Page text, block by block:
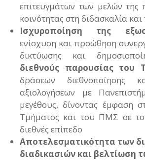
επιτευγμάτων των μελών της
κοινότητας στη διδασκαλία
Ισχυροποίηση της
ενίσχυση και προώθηση
δικτύωσης και
διεθνούς παρουσίας του
δράσεων διεθνοποίησης
αξιολογήσεων με
μεγέθους, δίνοντας έμφαση
Τμήματος και του ΠΜΣ σε
διεθνές επίπεδο
Αποτελεσματικότητα των
διαδικασιών και βελτίωση